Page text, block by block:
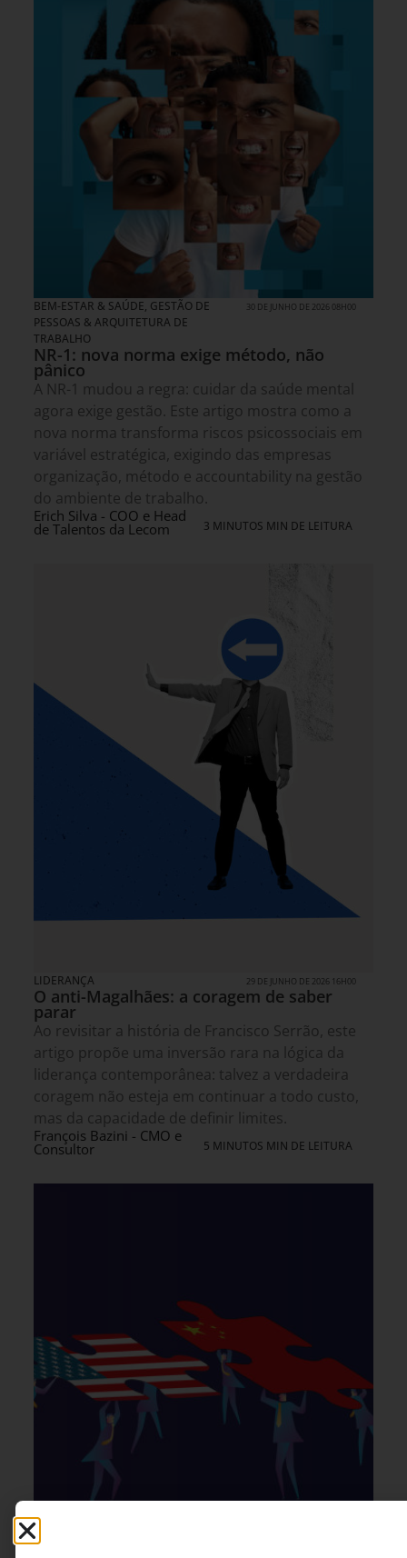
BEM-ESTAR & SAÚDE, GESTÃO DE
PESSOAS & ARQUITETURA DE
TRABALHO
30 DE JUNHO DE 2026 08H00
NR-1: nova norma exige método, não
pânico
A NR-1 mudou a regra: cuidar da saúde mental
agora exige gestão. Este artigo mostra como a
nova norma transforma riscos psicossociais em
variável estratégica, exigindo das empresas
organização, método e accountability na gestão
do ambiente de trabalho.
Erich Silva - COO e Head
de Talentos da Lecom 3 MINUTOS MIN DE LEITURA
LIDERANÇA 29 DE JUNHO DE 2026 16H00
O anti-Magalhães: a coragem de saber
parar
Ao revisitar a história de Francisco Serrão, este
artigo propõe uma inversão rara na lógica da
liderança contemporânea: talvez a verdadeira
coragem não esteja em continuar a todo custo,
mas da capacidade de definir limites.
François Bazini - CMO e
Consultor 5 MINUTOS MIN DE LEITURA